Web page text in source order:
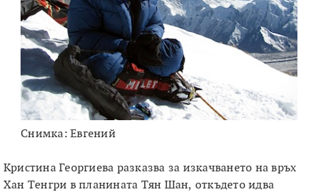
Снимка: Евгений
Кристина Георгиева разказва за изкачването на връх
Хан Тенгри в планината Тян Шан, откъдето идва